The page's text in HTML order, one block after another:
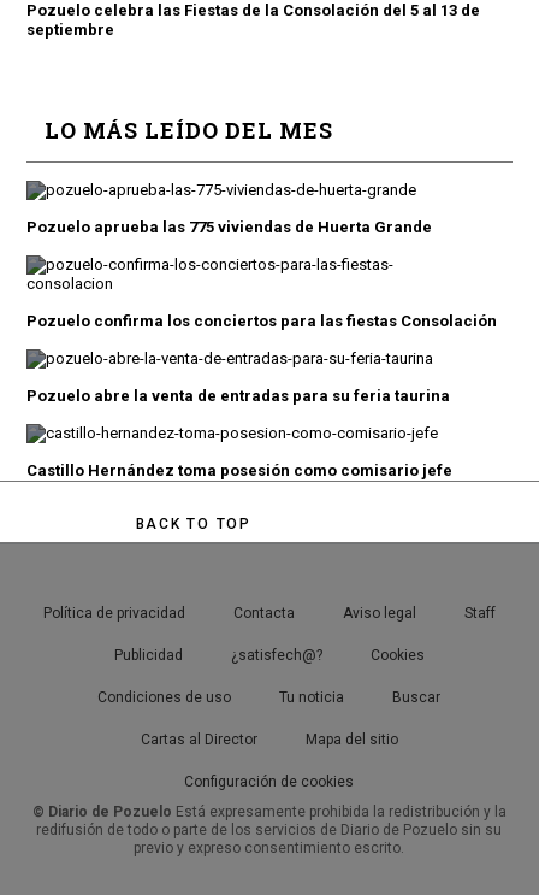
Pozuelo celebra las Fiestas de la Consolación del 5 al 13 de
septiembre
LO MÁS LEÍDO DEL MES
Pozuelo aprueba las 775 viviendas de Huerta Grande
Pozuelo confirma los conciertos para las fiestas Consolación
Pozuelo abre la venta de entradas para su feria taurina
Castillo Hernández toma posesión como comisario jefe
BACK TO TOP
Política de privacidad Contacta Aviso legal Staff
Publicidad ¿satisfech@? Cookies
Condiciones de uso Tu noticia Buscar
Cartas al Director Mapa del sitio
Configuración de cookies
© Diario de Pozuelo Está expresamente prohibida la redistribución y la
redifusión de todo o parte de los servicios de Diario de Pozuelo sin su
previo y expreso consentimiento escrito.